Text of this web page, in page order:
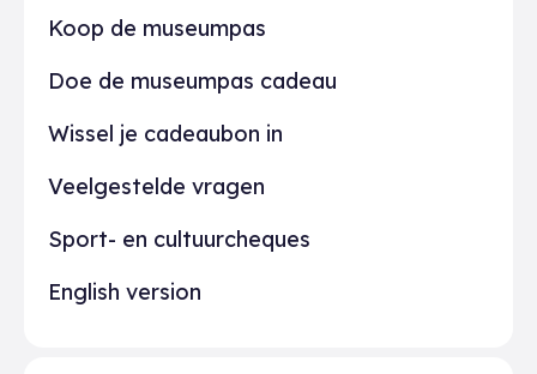
Praktisch
Koop de museumpas
Doe de museumpas cadeau
Wissel je cadeaubon in
Veelgestelde vragen
Sport- en cultuurcheques
English version